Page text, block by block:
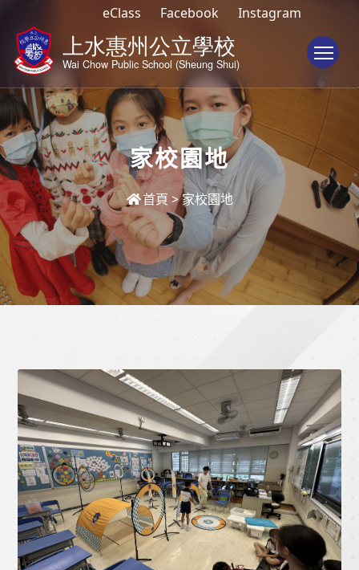
eClass Facebook Instagram
家校園地
首頁 >家校園地